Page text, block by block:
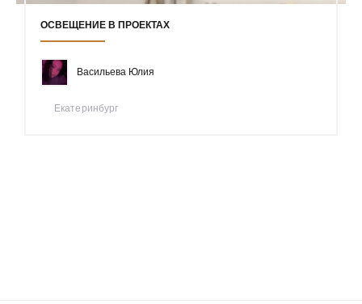
ОСВЕЩЕНИЕ В ПРОЕКТАХ
Васильева Юлия
Екатеринбург